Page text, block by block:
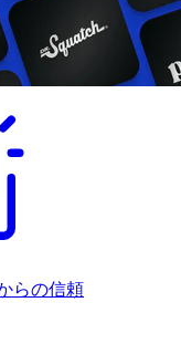
らの信頼